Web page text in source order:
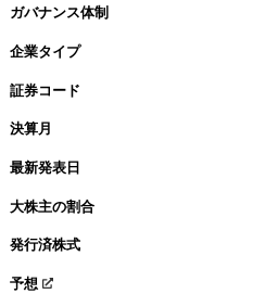
ガバナンス体制
企業タイプ
証券コード
決算月
最新発表日
大株主の割合
発行済株式
予想